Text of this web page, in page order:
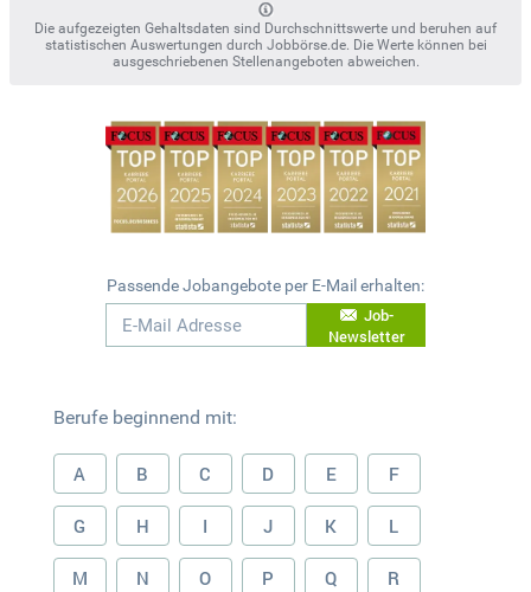
Die aufgezeigten Gehaltsdaten sind Durchschnittswerte und beruhen auf
statistischen Auswertungen durch Jobbörse.de. Die Werte können bei
ausgeschriebenen Stellenangeboten abweichen.
Passende Jobangebote per E-Mail erhalten:
Job-
Newsletter
Berufe beginnend mit:
A B C D E F
G H I J K L
M N O P Q R